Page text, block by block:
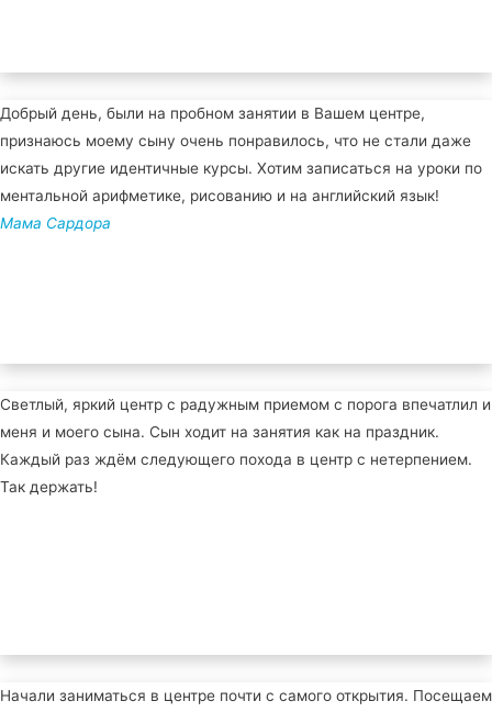
Добрый день, были на пробном занятии в Вашем центре,
признаюсь моему сыну очень понравилось, что не стали даже
искать другие идентичные курсы. Хотим записаться на уроки по
ментальной арифметике, рисованию и на английский язык!
Мама Сардора
Светлый, яркий центр с радужным приемом с порога впечатлил и
меня и моего сына. Сын ходит на занятия как на праздник.
Каждый раз ждём следующего похода в центр с нетерпением.
Так держать!
Начали заниматься в центре почти с самого открытия. Посещаем